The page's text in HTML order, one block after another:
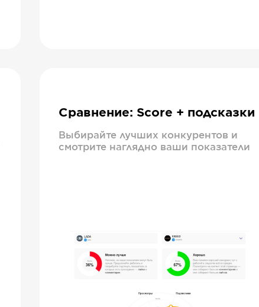
Сравнение: Score + подсказки
Выбирайте лучших конкурентов и
смотрите наглядно ваши показатели